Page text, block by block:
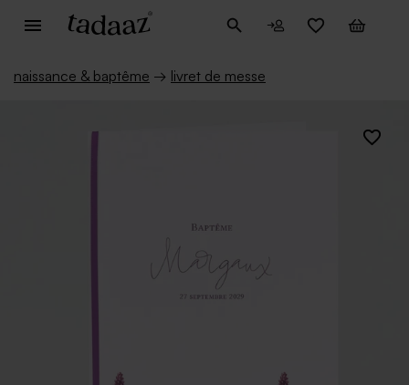
naissance & baptême → livret de messe